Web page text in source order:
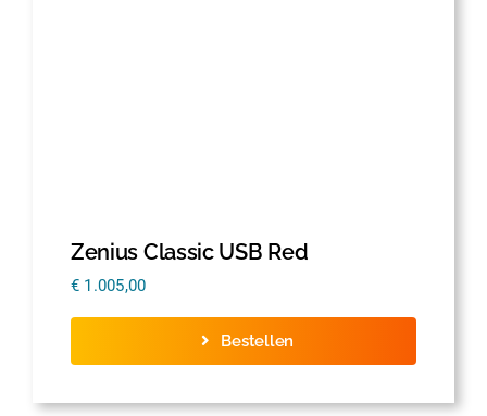
Zenius Classic USB Red
€ 1.005,00
Bestellen